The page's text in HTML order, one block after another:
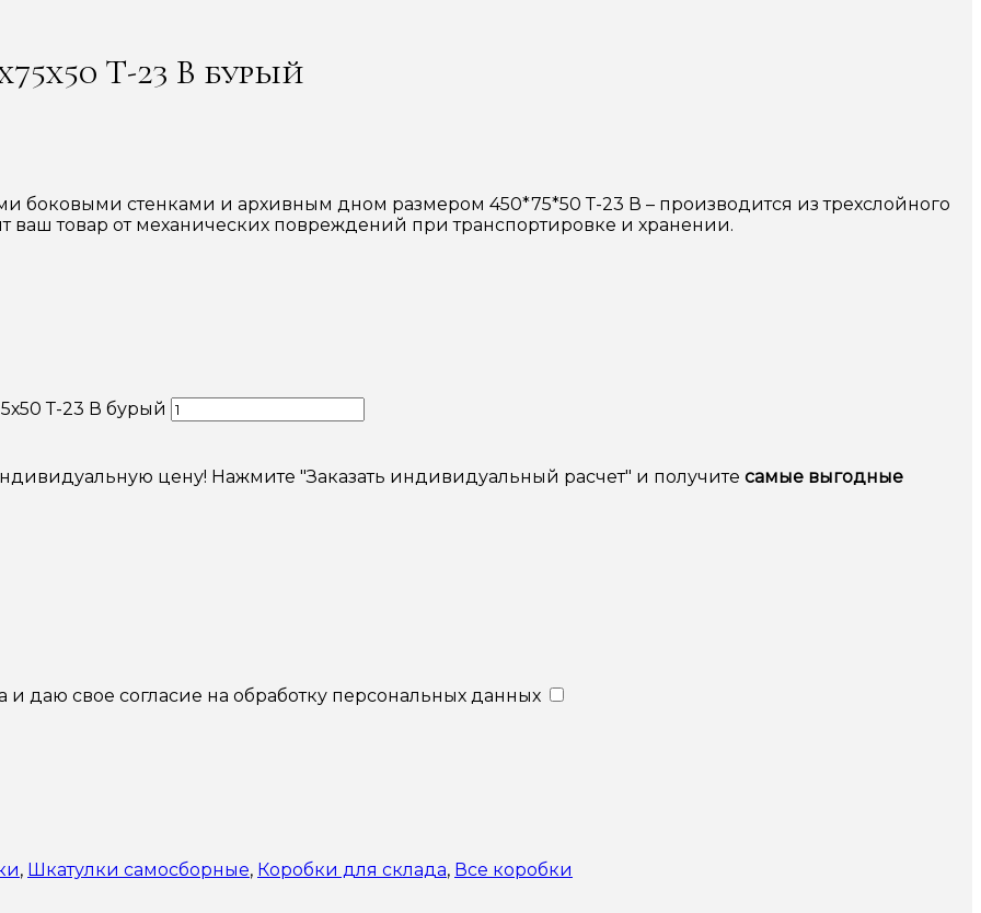
Т-23 В бурый
стенками и архивным дном размером 450*75*50 Т-23 В – производится из трехслойного
ваш товар от механических повреждений при транспортировке и хранении.
Т-23 В бурый
цену! Нажмите "Заказать индивидуальный расчет" и получите самые выгодные
и даю свое согласие на обработку персональных данных
, Шкатулки самосборные, Коробки для склада, Все коробки